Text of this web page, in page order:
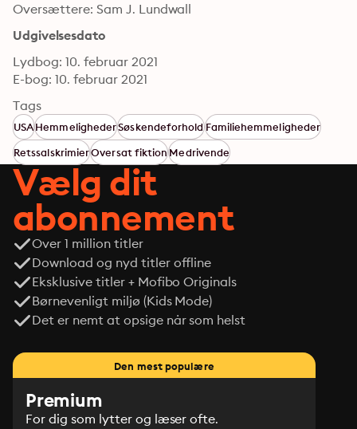
Oversættere: Sam J. Lundwall
Udgivelsesdato
Lydbog: 10. februar 2021
E-bog: 10. februar 2021
Tags
USAHemmelighederSøskendeforholdFamiliehemmeligheder
RetssalskrimierOversat fiktionMedrivende
Vælg dit
abonnement
Over 1 million titler
Download og nyd titler offline
Eksklusive titler + Mofibo Originals
Børnevenligt miljø (Kids Mode)
Det er nemt at opsige når som helst
Den mest populære
Premium
For dig som lytter og læser ofte.